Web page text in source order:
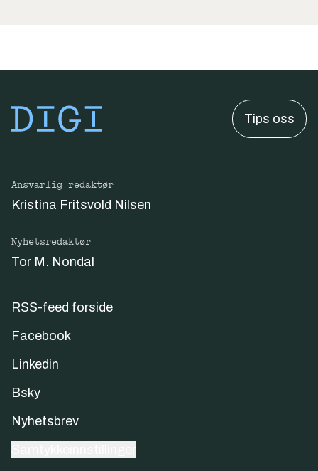
Tips oss
Ansvarlig redaktør
Kristina Fritsvold Nilsen
Nyhetsredaktør
Tor M. Nondal
RSS-feed forside
Facebook
Linkedin
Bsky
Nyhetsbrev